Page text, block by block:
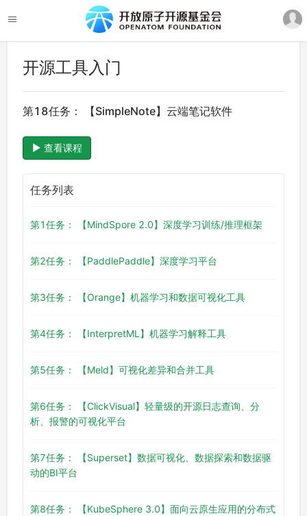
开源工具入门
第18任务： 【SimpleNote】云端笔记软件
查看课程
任务列表
第1任务： 【MindSpore 2.0】深度学习训练/推理框架
第2任务： 【PaddlePaddle】深度学习平台
第3任务： 【Orange】机器学习和数据可视化工具
第4任务： 【InterpretML】机器学习解释工具
第5任务： 【Meld】可视化差异和合并工具
第6任务： 【ClickVisual】轻量级的开源日志查询、分
析、报警的可视化平台
第7任务： 【Superset】数据可视化、数据探索和数据驱
动的BI平台
第8任务： 【KubeSphere 3.0】面向云原生应用的分布式